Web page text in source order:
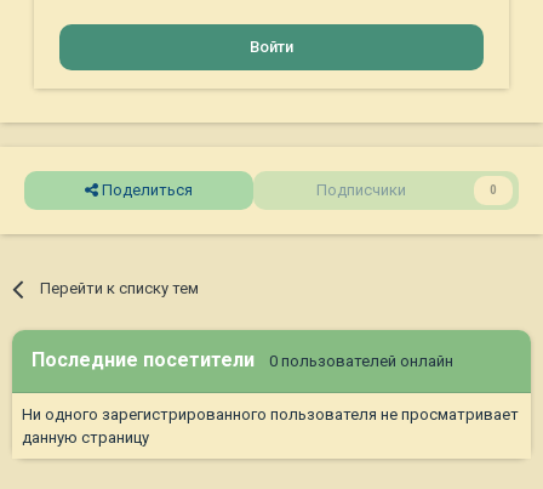
Войти
Поделиться Подписчики 0
Перейти к списку тем
Последние посетители 0 пользователей онлайн
Ни одного зарегистрированного пользователя не просматривает
данную страницу